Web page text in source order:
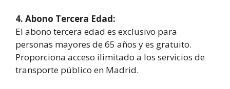
4. Abono Tercera Edad:
El abono tercera edad es exclusivo para
personas mayores de 65 años y es gratuito.
Proporciona acceso ilimitado a los servicios de
transporte público en Madrid.